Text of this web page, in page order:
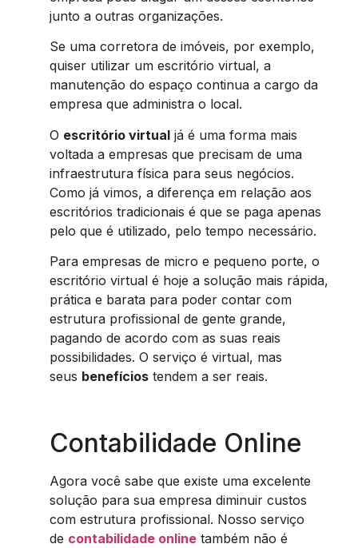
junto a outras organizações.
Se uma corretora de imóveis, por exemplo,
quiser utilizar um escritório virtual, a
manutenção do espaço continua a cargo da
empresa que administra o local.
O escritório virtual já é uma forma mais
voltada a empresas que precisam de uma
infraestrutura física para seus negócios.
Como já vimos, a diferença em relação aos
escritórios tradicionais é que se paga apenas
pelo que é utilizado, pelo tempo necessário.
Para empresas de micro e pequeno porte, o
escritório virtual é hoje a solução mais rápida,
prática e barata para poder contar com
estrutura profissional de gente grande,
pagando de acordo com as suas reais
possibilidades. O serviço é virtual, mas
seus benefícios tendem a ser reais.
Contabilidade Online
Agora você sabe que existe uma excelente
solução para sua empresa diminuir custos
com estrutura profissional. Nosso serviço
de contabilidade online também não é